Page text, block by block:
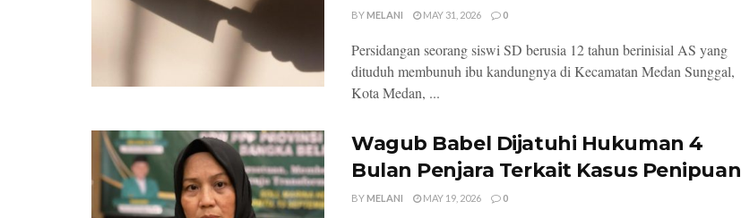
BYMELANI MAY 31, 2026 0
Persidangan seorang siswi SD berusia 12 tahun berinisial AS yang
dituduh membunuh ibu kandungnya di Kecamatan Medan Sunggal,
Kota Medan, ...
Wagub Babel Dijatuhi Hukuman 4
Bulan Penjara Terkait Kasus Penipuan
BYMELANI MAY 19, 2026 0